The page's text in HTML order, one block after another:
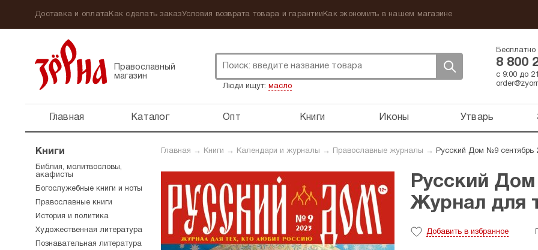
Доставка и оплатаКак сделать заказУсловия возврата товара и гарантии Как экономить в нашем магазине
Православный
магазин
Люди ищут: масло
Бесплатно
8 800
с 9:00 до
Главная Каталог Опт Книги Иконы Утварь
Главная → Книги → Календари и журналы → Православные журналы → Русский Дом №9 сентябрь
Русский
Журнал для
Добавить в избранное
Книги
Библия, молитвословы,
акафисты
Богослужебные книги и ноты
Православные книги
История и политика
Художественная литература
Познавательная литература